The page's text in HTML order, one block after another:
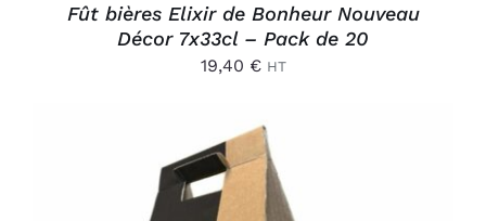
Fût bières Elixir de Bonheur Nouveau
Décor 7x33cl – Pack de 20
19,40 € HT